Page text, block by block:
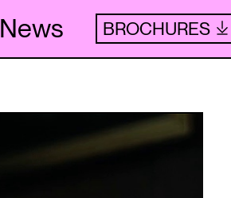
News BROCHURES